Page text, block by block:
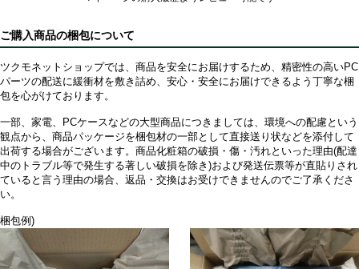
ご購入商品の梱包について
ツクモネットショップでは、商品を安全にお届けするため、精密性の高いPC
パーツの配送に緩衝材を敷き詰め、安心・安全にお届けできるよう丁寧な梱
包を心がけております。
一部、家電、PCケースなどの大型商品につきましては、環境への配慮という
観点から、商品パッケージを梱包材の一部として直接送り状などを添付して
出荷する場合がございます。商品化粧箱の破損・傷・汚れといった理由(配達
中のトラブル等で発生する著しい破損を除き)および発送伝票等が直貼りされ
ていると言う理由の場合、返品・交換はお受けできませんのでご了承くださ
い。
梱包例)